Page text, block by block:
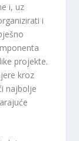
i, uz
i
projekte.
kroz
najbolje